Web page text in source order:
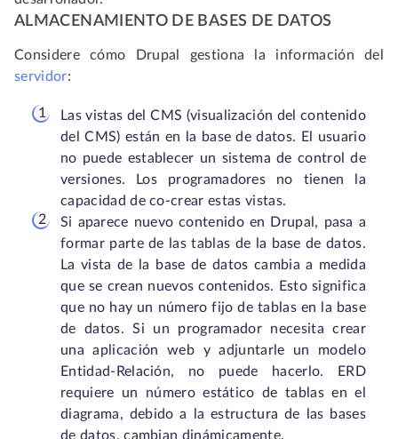
ALMACENAMIENTO DE BASES DE DATOS
Considere cómo Drupal gestiona la información del
servidor:
Las vistas del CMS (visualización del contenido
del CMS) están en la base de datos. El usuario
no puede establecer un sistema de control de
versiones. Los programadores no tienen la
capacidad de co-crear estas vistas.
Si aparece nuevo contenido en Drupal, pasa a
formar parte de las tablas de la base de datos.
La vista de la base de datos cambia a medida
que se crean nuevos contenidos. Esto significa
que no hay un número fijo de tablas en la base
de datos. Si un programador necesita crear
una aplicación web y adjuntarle un modelo
Entidad-Relación, no puede hacerlo. ERD
requiere un número estático de tablas en el
diagrama, debido a la estructura de las bases
de datos, cambian dinámicamente.